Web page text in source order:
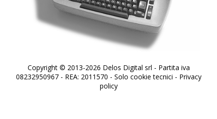
Copyright © 2013-2026 Delos Digital srl - Partita iva
08232950967 - REA: 2011570 - Solo cookie tecnici - Privacy
policy